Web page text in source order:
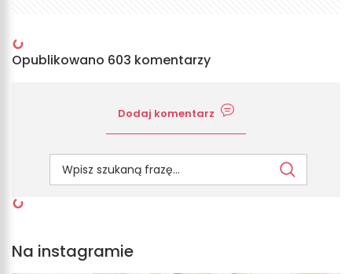
Opublikowano 603 komentarzy
Dodaj komentarz
Na instagramie